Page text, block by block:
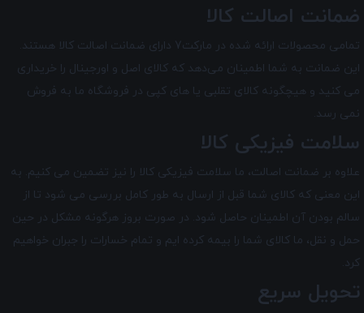
ضمانت اصالت کالا
تمامی محصولات ارائه شده در مارکت7
دارای ضمانت اصالت کالا هستند.
این ضمانت به شما اطمینان می‌دهد که کالای اصل و اورجینال را خریداری
می کنید و هیچگونه کالای تقلبی یا های کپی در فروشگاه ما به فروش
نمی رسد.
سلامت فیزیکی کالا
علاوه بر ضمانت اصالت، ما سلامت فیزیکی کالا را نیز تضمین می‌ کنیم. به
این معنی که کالای شما قبل از ارسال به طور کامل بررسی می شود تا از
سالم بودن آن اطمینان حاصل شود. در صورت بروز هرگونه مشکل در حین
حمل و نقل، ما کالای شما را بیمه کرده ایم و تمام خسارات را جبران خواهیم
کرد.
تحویل سریع